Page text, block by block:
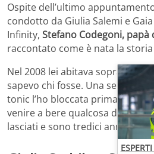
Ospite dell’ultimo
condotto da Giulia Salemi e
Infinity, Stefano Codegoni, papà
raccontato come è nata la
Nel 2008 lei abitava sopra al
sapevo chi fosse. Una sera,
tonic l’ho bloccata prima di
venire a bere qualcosa da me.
lasciati e sono tredici anni anni.